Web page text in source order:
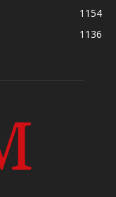
1154
1136